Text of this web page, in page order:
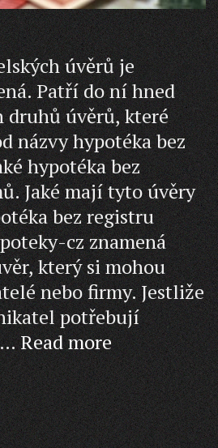
úvěrů je
Patří do ní hned
druhů úvěrů, které
názvy hypotéka bez
hypotéka bez
Jaké mají tyto úvěry
bez registru
cz znamená
který si mohou
nebo firmy. Jestliže
potřebují
…Read moreHypotéka
bez
registru
aneb